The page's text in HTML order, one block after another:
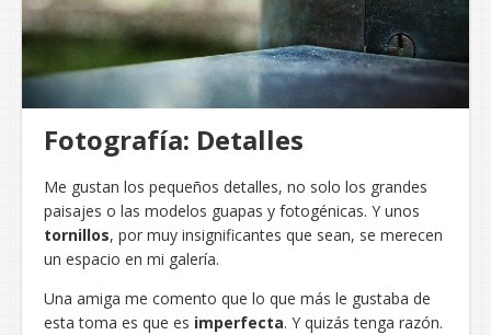
Fotografía: Detalles
Me gustan los pequeños detalles, no solo los grandes
paisajes o las modelos guapas y fotogénicas. Y unos
tornillos, por muy insignificantes que sean, se merecen
un espacio en mi galería.
Una amiga me comento que lo que más le gustaba de
esta toma es que es imperfecta. Y quizás tenga razón.